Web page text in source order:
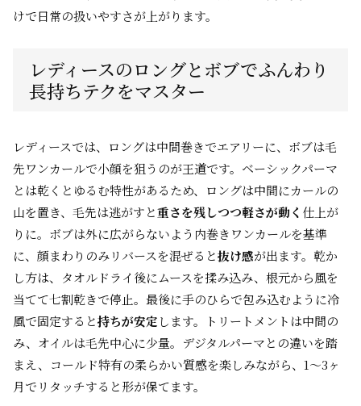
けで日常の扱いやすさが上がります。
レディースのロングとボブでふんわり
長持ちテクをマスター
レディースでは、ロングは中間巻きでエアリーに、ボブは毛
先ワンカールで小顔を狙うのが王道です。ベーシックパーマ
とは乾くとゆるむ特性があるため、ロングは中間にカールの
山を置き、毛先は逃がすと重さを残しつつ軽さが動く 仕上が
りに。ボブは外に広がらないよう内巻きワンカールを基準
に、顔まわりのみリバースを混ぜると抜け感が出ます。乾か
し方は、タオルドライ後にムースを揉み込み、根元から風を
当てて七割乾きで停止。最後に手のひらで包み込むように冷
風で固定すると持ちが安定します。トリートメントは中間の
み、オイルは毛先中心に少量。デジタルパーマとの違いを踏
まえ、コールド特有の柔らかい質感を楽しみながら、1〜3ヶ
月でリタッチすると形が保てます。